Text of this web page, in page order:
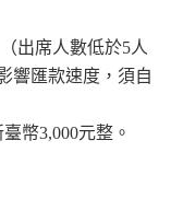
出席人數低於5人
響匯款速度，須自
臺幣3,000元整。